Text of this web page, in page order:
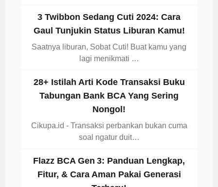
3 Twibbon Sedang Cuti 2024: Cara
Gaul Tunjukin Status Liburan Kamu!
Saatnya liburan, Sobat Cuti! Buat kamu yang
lagi menikmati …
28+ Istilah Arti Kode Transaksi Buku
Tabungan Bank BCA Yang Sering
Nongol!
Cikupa.id - Transaksi perbankan bukan cuma
soal ngatur duit…
Flazz BCA Gen 3: Panduan Lengkap,
Fitur, & Cara Aman Pakai Generasi